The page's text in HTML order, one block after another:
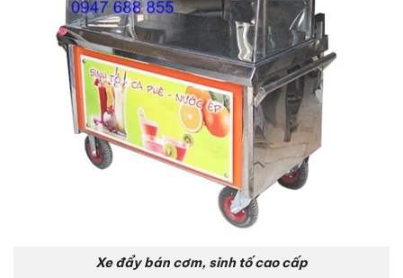
Xe đẩy bán cơm, sinh tố cao cấp